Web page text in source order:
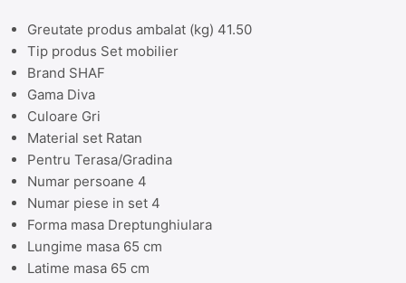
Greutate produs ambalat (kg) 41.50
Tip produs Set mobilier
Brand SHAF
Gama Diva
Culoare Gri
Material set Ratan
Pentru Terasa/Gradina
Numar persoane 4
Numar piese in set 4
Forma masa Dreptunghiulara
Lungime masa 65 cm
Latime masa 65 cm